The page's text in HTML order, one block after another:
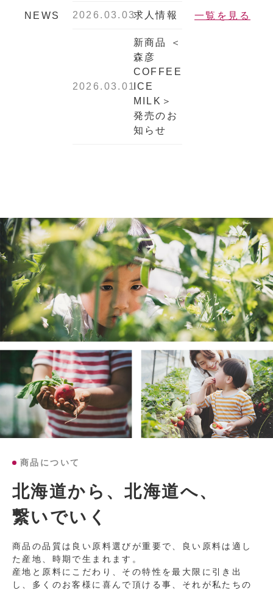
NEWS 2026.03.03求人情報
2026.03.01
新商品 ＜
森彦
COFFEE
ICE
MILK＞
発売のお
知らせ
一覧を見る
商品について
北海道から、北海道へ、
繋いでいく
商品の品質は良い原料選びが重要で、良い原料は適し
た産地、時期で生まれます。
産地と原料にこだわり、その特性を最大限に引き出
し、多くのお客様に喜んで頂ける事、それが私たちの